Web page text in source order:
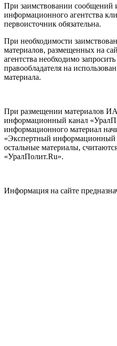
При заимствовании сообщений
информационного агентства
первоисточник обязательна.
При необходимости
материалов, размещенных на
агентства необходимо
правообладателя на
материала.
При размещении материалов
информационный канал
информационного материал
«Экспертный информационный
остальные материалы,
«УралПолит.Ru».
Информация на сайте